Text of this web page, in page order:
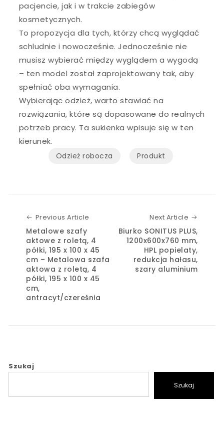
pacjencie, jak i w trakcie zabiegów
kosmetycznych.
To propozycja dla tych, którzy chcą wyglądać
schludnie i nowocześnie. Jednocześnie nie
musisz wybierać między wyglądem a wygodą
– ten model został zaprojektowany tak, aby
spełniać oba wymagania.
Wybierając odzież, warto stawiać na
rozwiązania, które są dopasowane do realnych
potrzeb pracy. Ta sukienka wpisuje się w ten
kierunek.
Odzież robocza Produkt
Previous Article
Metalowe szafy
aktowe z roletą, 4
półki, 195 x 100 x 45
cm – Metalowa szafa
aktowa z roletą, 4
półki, 195 x 100 x 45
cm,
antracyt/czereśnia
Next Article
Biurko SONITUS PLUS,
1200x600x760 mm,
HPL popielaty,
redukcja hałasu,
szary aluminium
Szukaj
Szukaj